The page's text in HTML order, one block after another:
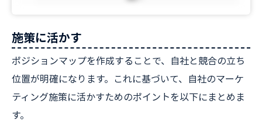
施策に活かす
ポジションマップを作成することで、自社と競合の立ち
位置が明確になります。これに基づいて、自社のマーケ
ティング施策に活かすためのポイントを以下にまとめま
す。